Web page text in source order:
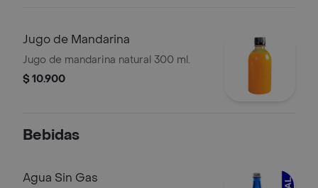
Jugo de Mandarina
Jugo de mandarina natural 300 ml.
$ 10.900
Bebidas
Agua Sin Gas